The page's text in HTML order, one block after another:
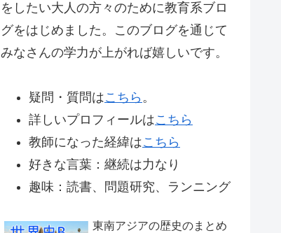
をしたい大人の方々のために教育系ブロ
グをはじめました。このブログを通じて
みなさんの学力が上がれば嬉しいです。
疑問・質問はこちら 。
詳しいプロフィールはこちら
教師になった経緯はこちら
好きな言葉：継続は力なり
趣味：読書、問題研究、ランニング
東南アジアの歴史のまとめ